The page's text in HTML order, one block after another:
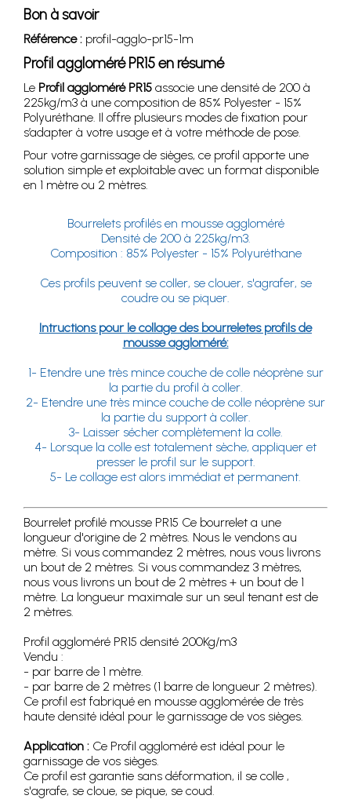
Bon à savoir
Référence : profil-agglo-pr15-1m
Profil aggloméré PR15 en résumé
Le Profil aggloméré PR15 associe une densité de 200 à
225kg/m3 à une composition de 85% Polyester - 15%
Polyuréthane. Il offre plusieurs modes de fixation pour
s’adapter à votre usage et à votre méthode de pose.
Pour votre garnissage de sièges, ce profil apporte une
solution simple et exploitable avec un format disponible
en 1 mètre ou 2 mètres.
Bourrelets profilés en mousse aggloméré
Densité de 200 à 225kg/m3.
Composition : 85% Polyester - 15% Polyuréthane
Ces profils peuvent se coller, se clouer, s'agrafer, se
coudre ou se piquer.
Intructions pour le collage des bourreletes profils de
mousse aggloméré:
1- Etendre une très mince couche de colle néoprène sur
la partie du profil à coller.
2- Etendre une très mince couche de colle néoprène sur
la partie du support à coller.
3- Laisser sécher complètement la colle.
4- Lorsque la colle est totalement sèche, appliquer et
presser le profil sur le support.
5- Le collage est alors immédiat et permanent.
Bourrelet profilé mousse PR15 Ce bourrelet a une
longueur d'origine de 2 mètres. Nous le vendons au
mètre. Si vous commandez 2 mètres, nous vous livrons
un bout de 2 mètres. Si vous commandez 3 mètres,
nous vous livrons un bout de 2 mètres + un bout de 1
mètre. La longueur maximale sur un seul tenant est de
2 mètres.
Profil aggloméré PR15 densité 200Kg/m3
Vendu :
- par barre de 1 mètre.
- par barre de 2 mètres (1 barre de longueur 2 mètres).
Ce profil est fabriqué en mousse agglomérée de très
haute densité idéal pour le garnissage de vos sièges.
Application : Ce Profil aggloméré est idéal pour le
garnissage de vos sièges.
Ce profil est garantie sans déformation, il se colle ,
s'agrafe, se cloue, se pique, se coud.